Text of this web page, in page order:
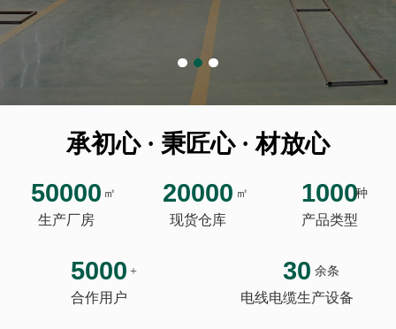
承初心 · 秉匠心 · 材放心
50000 ㎡
生产厂房
20000 ㎡
现货仓库
1000种
产品类型
5000 +
合作用户
30 余条
电线电缆生产设备